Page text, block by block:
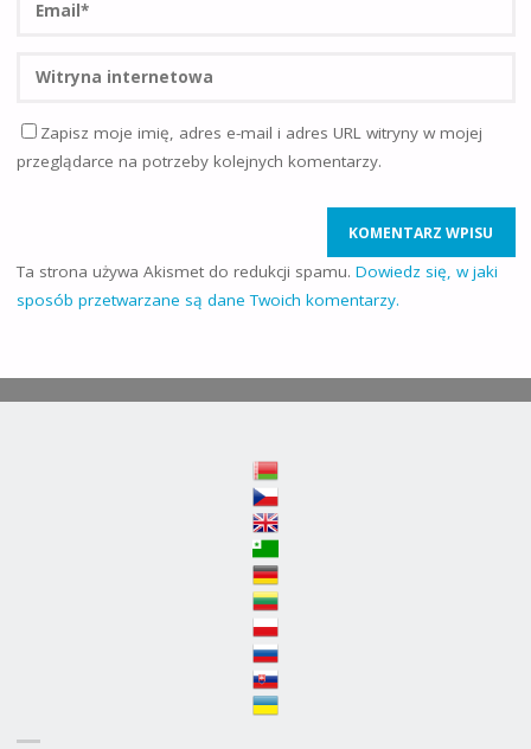
Zapisz moje imię, adres e-mail i adres URL witryny w mojej
przeglądarce na potrzeby kolejnych komentarzy.
Ta strona używa Akismet do redukcji spamu. Dowiedz się, w jaki
sposób przetwarzane są dane Twoich komentarzy.